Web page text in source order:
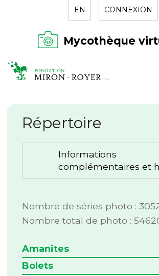
EN CONNEXION
Mycothèque
LA FONDATION
NOUVELLES
RÉPERTOIRE
Répertoire
Informations
complémentaires et
Nombre de séries photo :
Nombre total de photo :
Amanites
Bolets